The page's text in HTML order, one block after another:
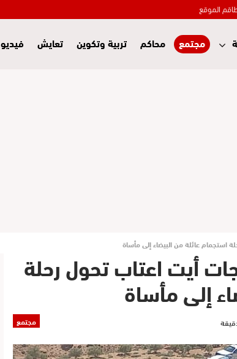
الموقع
مجتمع محاكم تربية وتكوين تعايش فيديو
استجمام عائلة من البيضاء إلى مأساة
أيت اعتاب تحول رحلة
إلى مأساة
مجتمع